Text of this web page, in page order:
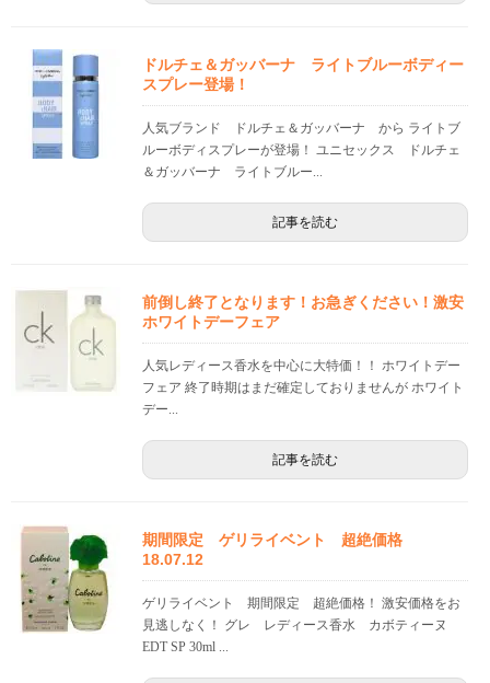
ドルチェ＆ガッバーナ ライトブルーボディー
スプレー登場！
人気ブランド ドルチェ＆ガッバーナ から ライトブ
ルーボディスプレーが登場！ ユニセックス ドルチェ
＆ガッバーナ ライトブルー...
記事を読む
前倒し終了となります！お急ぎください！激安
ホワイトデーフェア
人気レディース香水を中心に大特価！！ ホワイトデー
フェア 終了時期はまだ確定しておりませんが ホワイト
デー...
記事を読む
期間限定 ゲリライベント 超絶価格
18.07.12
ゲリライベント 期間限定 超絶価格！ 激安価格をお
見逃しなく！ グレ レディース香水 カボティーヌ
EDT SP 30ml ...